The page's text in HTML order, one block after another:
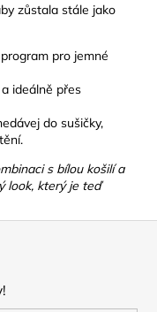
zůstala stále jako
pro jemné
a ideálně přes
do sušičky,
s bílou košilí a
look, který je teď